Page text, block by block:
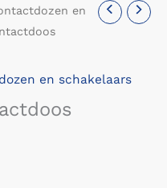
en
en schakelaars